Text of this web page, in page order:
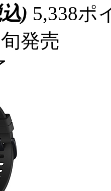
) 5,338ポ
発売